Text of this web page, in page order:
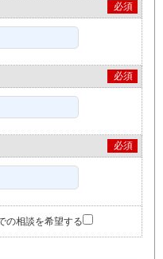
必須
必須
必須
の相談を希望する